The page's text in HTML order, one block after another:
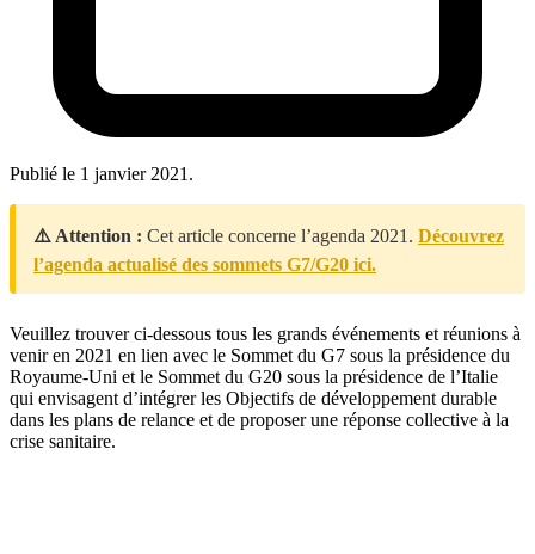
Publié le 1 janvier 2021 .
⚠️ Attention : Cet article concerne l’agenda 2021. Découvrez
l’agenda actualisé des sommets G7/G20 ici.
Veuillez trouver ci-dessous tous les grands événements et réunions à
venir en 2021 en lien avec le Sommet du G7 sous la présidence du
Royaume-Uni et le Sommet du G20 sous la présidence de l’Italie
qui envisagent d’intégrer les Objectifs de développement durable
dans les plans de relance et de proposer une réponse collective à la
crise sanitaire.